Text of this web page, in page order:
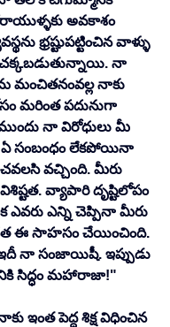
అవకాశం
భ్రష్టుపట్టించిన వాళ్ళు
చక్కబడుతున్నాయి. నా
మంచితనంవల్ల నాకు
మరింత పదునుగా
నా విరోధులు మీ
ఏ సంబంధం లేకపోయినా
వచ్చింది. మీరు
వ్యాపారి దృష్టిలోపం
ఎవరు ఎన్ని చెప్పినా మీరు
ఈ సాహసం చేయించింది.
నా సంజాయిషీ. ఇప్పుడు
సిద్ధం మహారాజా!"
ఇంత పెద్ద శిక్ష విధించిన